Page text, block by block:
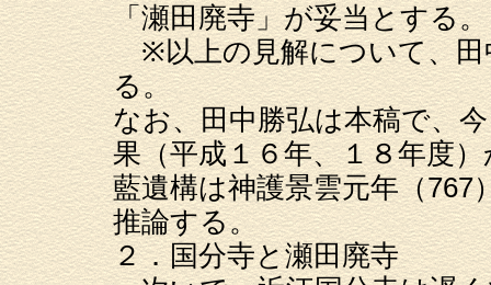
「瀬田廃寺」が妥当とする。
※以上の見解について、田
る。
なお、田中勝弘は本稿で、
果（平成１６年、１８年度
藍遺構は神護景雲元年（767
推論する。
２．国分寺と瀬田廃寺